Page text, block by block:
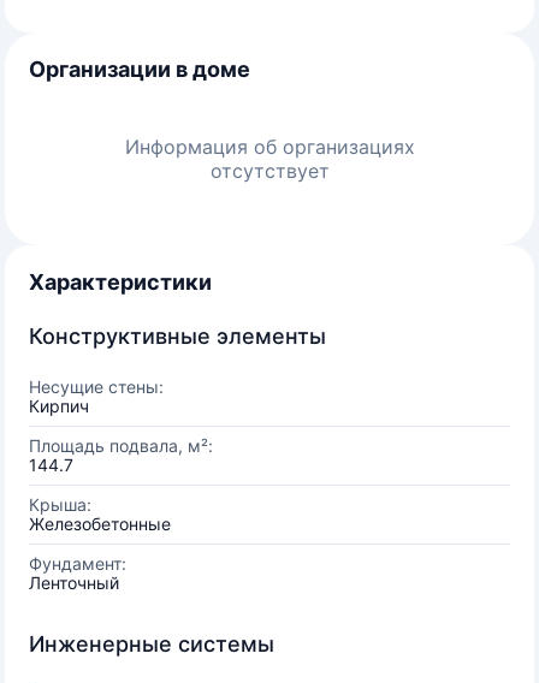
Организации в доме
Информация об организациях
отсутствует
Характеристики
Конструктивные элементы
Несущие стены:
Кирпич
Площадь подвала, м²:
144.7
Крыша:
Железобетонные
Фундамент:
Ленточный
Инженерные системы